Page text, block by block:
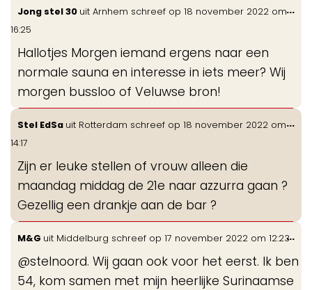
Jong stel 30 uit Arnhem schreef op 18 november 2022 om
16:25
Hallotjes Morgen iemand ergens naar een
normale sauna en interesse in iets meer? Wij
morgen bussloo of Veluwse bron!
...
Stel EdSa uit Rotterdam schreef op 18 november 2022 om
14:17
Zijn er leuke stellen of vrouw alleen die
maandag middag de 21e naar azzurra gaan ?
Gezellig een drankje aan de bar ?
...
M&G uit Middelburg schreef op 17 november 2022 om 12:23
@stelnoord. Wij gaan ook voor het eerst. Ik ben
54, kom samen met mijn heerlijke Surinaamse
...